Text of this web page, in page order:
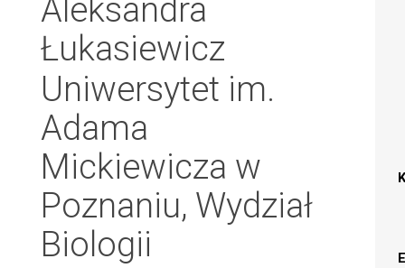
Aleksandra
Łukasiewicz
Uniwersytet im.
Adama
Mickiewicza w
Poznaniu, Wydział
Biologii